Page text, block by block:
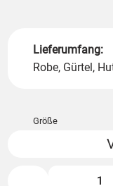
Lieferumfang:
Robe, Gürtel,
Größe